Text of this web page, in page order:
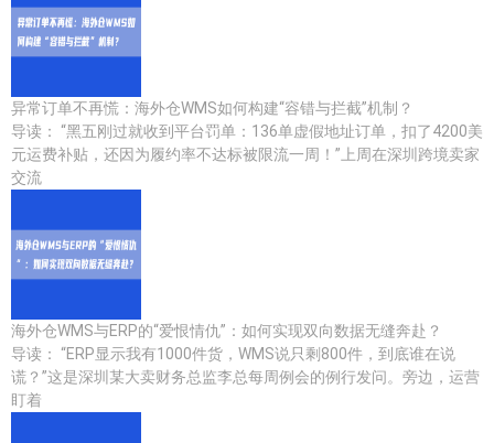
异常订单不再慌：海外仓WMS如何构建“容错与拦截”机制？
导读： “黑五刚过就收到平台罚单：136单虚假地址订单，扣了4200美
元运费补贴，还因为履约率不达标被限流一周！”上周在深圳跨境卖家
交流
海外仓WMS与ERP的“爱恨情仇”：如何实现双向数据无缝奔赴？
导读： “ERP显示我有1000件货，WMS说只剩800件，到底谁在说
谎？”这是深圳某大卖财务总监李总每周例会的例行发问。旁边，运营
盯着